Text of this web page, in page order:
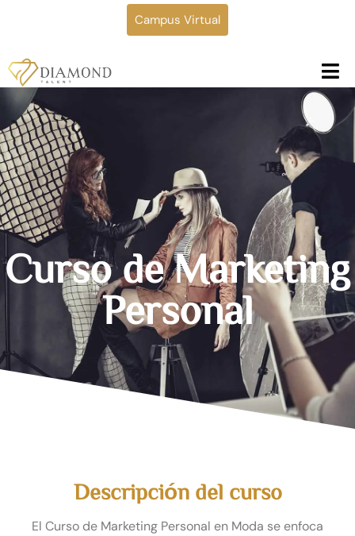
Campus Virtual
Curso de Marketing
Personal
Descripción del curso
El Curso de Marketing Personal en Moda se enfoca